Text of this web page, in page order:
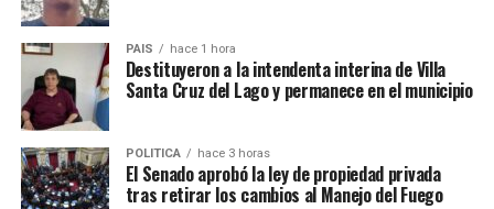
PAIS hace 1 hora
Destituyeron a la intendenta interina de Villa
Santa Cruz del Lago y permanece en el municipio
POLITICA hace 3 horas
El Senado aprobó la ley de propiedad privada
tras retirar los cambios al Manejo del Fuego